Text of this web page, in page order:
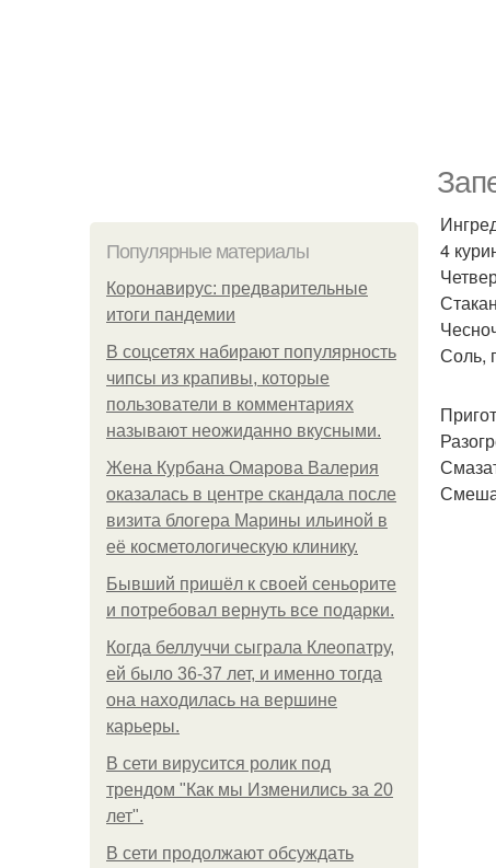
Популярные материалы
Коронавирус: предварительные
итоги пандемии
В соцсетях набирают популярность
чипсы из крапивы, которые
пользователи в комментариях
называют неожиданно вкусными.
Жена Курбана Омарова Валерия
оказалась в центре скандала после
визита блогера Марины ильиной в
её косметологическую клинику.
Бывший пришёл к своей сеньорите
и потребовал вернуть все подарки.
Когда беллуччи сыграла Клеопатру,
ей было 36-37 лет, и именно тогда
она находилась на вершине
карьеры.
В сети вирусится ролик под
трендом "Как мы Изменились за 20
лет".
В сети продолжают обсуждать
4
Соль,